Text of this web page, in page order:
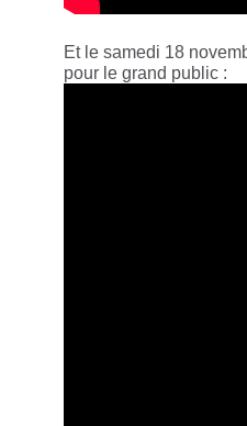
Et le samedi 18
pour le grand public :